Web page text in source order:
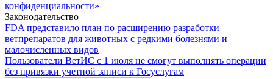
конфиденциальности»
Законодательство
FDA представило план по расширению разработки
ветпрепаратов для животных с редкими болезнями и
малочисленных видов
Пользователи ВетИС с 1 июля не смогут выполнять операции
без привязки учетной записи к Госуслугам